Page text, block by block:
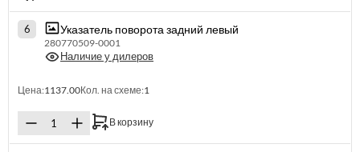
6 Указатель поворота задний левый
280770509-0001
Наличие у дилеров
Цена:1137.00Кол. на схеме:1
В корзину